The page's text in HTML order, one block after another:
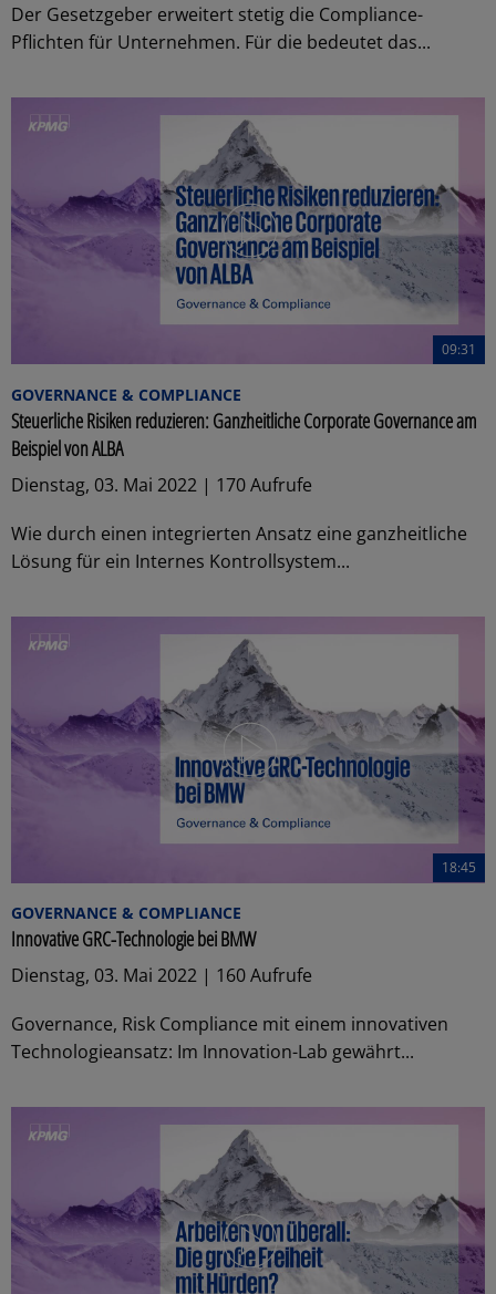
Der Gesetzgeber erweitert stetig die Compliance-
Pflichten für Unternehmen. Für die bedeutet das...
09:31
GOVERNANCE & COMPLIANCE
Steuerliche Risiken reduzieren: Ganzheitliche Corporate Governance am
Beispiel von ALBA
Dienstag, 03. Mai 2022 | 170 Aufrufe
Wie durch einen integrierten Ansatz eine ganzheitliche
Lösung für ein Internes Kontrollsystem...
18:45
GOVERNANCE & COMPLIANCE
Innovative GRC-Technologie bei BMW
Dienstag, 03. Mai 2022 | 160 Aufrufe
Governance, Risk Compliance mit einem innovativen
Technologieansatz: Im Innovation-Lab gewährt...